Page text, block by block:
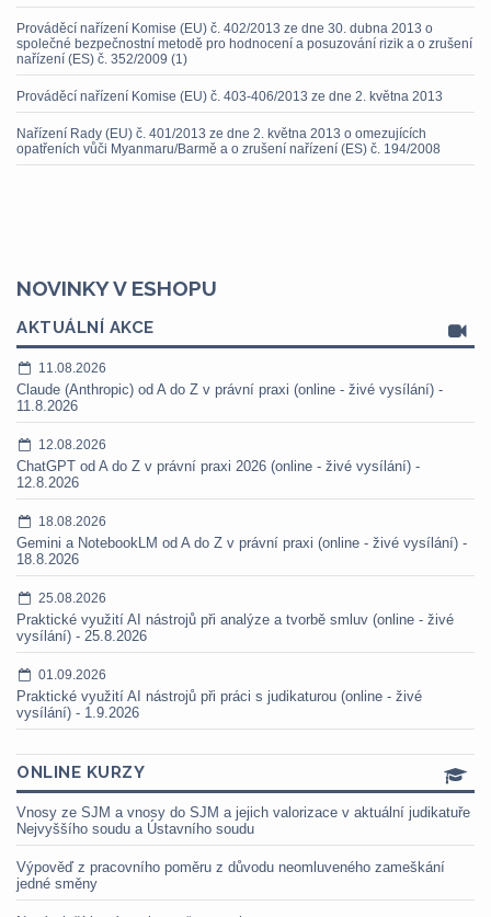
Prováděcí nařízení Komise (EU) č. 402/2013 ze dne 30. dubna 2013 o
společné bezpečnostní metodě pro hodnocení a posuzování rizik a o zrušení
nařízení (ES) č. 352/2009 (1)
Prováděcí nařízení Komise (EU) č. 403-406/2013 ze dne 2. května 2013
Nařízení Rady (EU) č. 401/2013 ze dne 2. května 2013 o omezujících
opatřeních vůči Myanmaru/Barmě a o zrušení nařízení (ES) č. 194/2008
NOVINKY V ESHOPU
AKTUÁLNÍ AKCE
11.08.2026
Claude (Anthropic) od A do Z v právní praxi (online - živé vysílání) -
11.8.2026
12.08.2026
ChatGPT od A do Z v právní praxi 2026 (online - živé vysílání) -
12.8.2026
18.08.2026
Gemini a NotebookLM od A do Z v právní praxi (online - živé vysílání) -
18.8.2026
25.08.2026
Praktické využití AI nástrojů při analýze a tvorbě smluv (online - živé
vysílání) - 25.8.2026
01.09.2026
Praktické využití AI nástrojů při práci s judikaturou (online - živé
vysílání) - 1.9.2026
ONLINE KURZY
Vnosy ze SJM a vnosy do SJM a jejich valorizace v aktuální judikatuře
Nejvyššího soudu a Ústavního soudu
Výpověď z pracovního poměru z důvodu neomluveného zameškání
jedné směny